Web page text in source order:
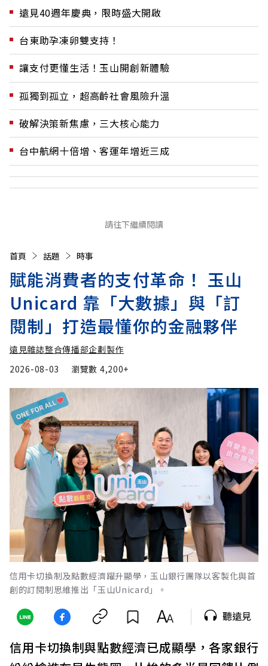
遠見40週年慶典，限時盛大開啟
台東助孕凍卵雙支持！
讓支付更懂生活！玉山開創新體驗
孤獨到孤立，超高齡社會風險升溫
破解決策新焦慮，三大核心能力
台中航網十倍增、客運年增近三成
請往下繼續閱讀
首頁 話題 時事
賦能消費者的支付革命！ 玉山
Unicard 靠「大數據」與「訂
閱制」打造最懂你的金融夥伴
遠見雜誌整合傳播部企劃製作
2026-08-03
瀏覽數 4,200+
信用卡切換制及點數經濟躍升顯學，玉山銀行團隊以客製化與首
創的訂閱制思維推出「玉山Unicard」。
聽遠見
信用卡切換制與點數經濟已成顯學，各家銀行